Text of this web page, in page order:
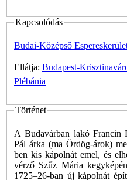
Kapcsolódás
Budai-Középső
Ellátja: Budapest-
Plébánia
Történet
A Budavárban lakó Francin
Pál árka (ma Ördög-árok)
ben kis kápolnát emel, és
vérző Szűz Mária
1725–26-ban új kápolnát